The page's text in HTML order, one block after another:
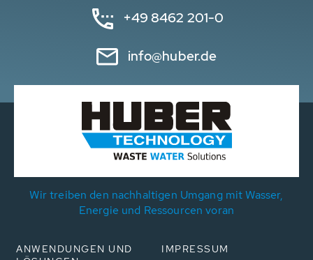
+49 8462 201-0
info@huber.de
Wir treiben den nachhaltigen Umgang mit Wasser,
Energie und Ressourcen voran
ANWENDUNGEN UND
IMPRESSUM